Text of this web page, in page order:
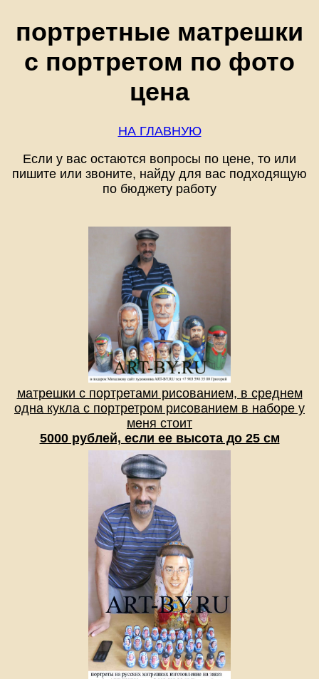
портретные матрешки
с портретом по фото
цена
НА ГЛАВНУЮ
Если у вас остаются вопросы по цене, то или
пишите или звоните, найду для вас подходящую
по бюджету работу
матрешки с портретами рисованием, в среднем
одна кукла с портретром рисованием в наборе у
меня стоит
5000 рублей, если ее высота до 25 см